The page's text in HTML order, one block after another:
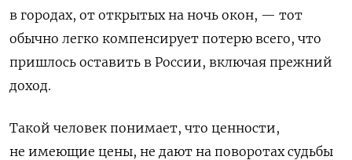
в городах, от открытых на ночь окон, — тот
обычно легко компенсирует потерю всего, что
пришлось оставить в России, включая прежний
доход.
Такой человек понимает, что ценности,
не имеющие цены, не дают на поворотах судьбы